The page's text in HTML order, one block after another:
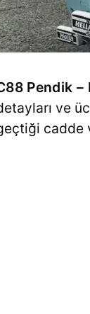
Pendik –
ve
cadde